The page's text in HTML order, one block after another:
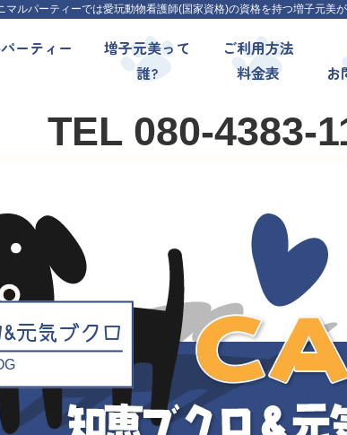
ルパーティーでは愛玩動物看護師(国家資格)の資格を持つ増子元美
ーティー
増子元美って
誰?
ご利用方法
料金表
お
TEL 080-4383-
元気ブクロ